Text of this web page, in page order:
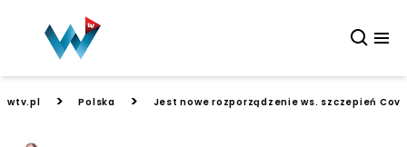
wtv.pl > Polska > Jest nowe rozporządzenie ws. szczepień